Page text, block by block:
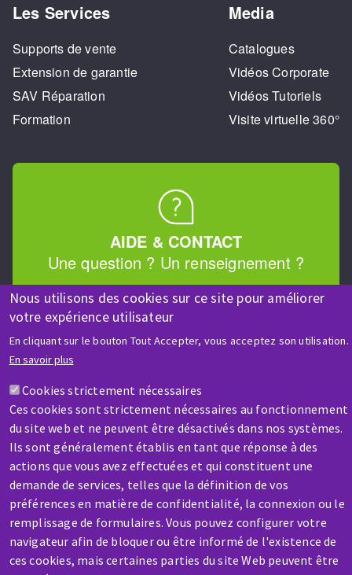
Nous utilisons des cookies sur ce site pour améliorer
votre expérience utilisateur
En cliquant sur le bouton Tout Accepter, vous acceptez son utilisation.
En savoir plus
Cookies strictement nécessaires
Ces cookies sont strictement nécessaires au fonctionnement
du site web et ne peuvent être désactivés dans nos systèmes.
Ils sont généralement établis en tant que réponse à des
actions que vous avez effectuées et qui constituent une
demande de services, telles que la définition de vos
préférences en matière de confidentialité, la connexion ou le
remplissage de formulaires. Vous pouvez configurer votre
navigateur afin de bloquer ou être informé de l'existence de
ces cookies, mais certaines parties du site Web peuvent être
Les Services
Supports de vente
Extension de garantie
SAV Réparation
Formation
Media
Catalogues
Vidéos Corporate
Vidéos Tutoriels
Visite virtuelle 360°
AIDE & CONTACT
Une question ? Un renseignement ?
Contactez-nous
SAV / RÉPARATION
Une machine cassée ? En panne ?
Contactez-nous